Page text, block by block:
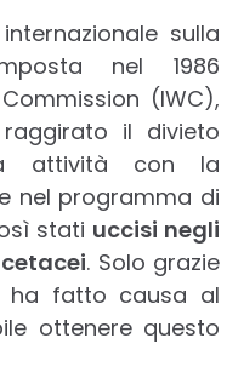
sulla
nel 1986
(IWC),
il divieto
attività con la
nel programma di
stati uccisi negli
. Solo grazie
ha fatto causa al
ottenere questo